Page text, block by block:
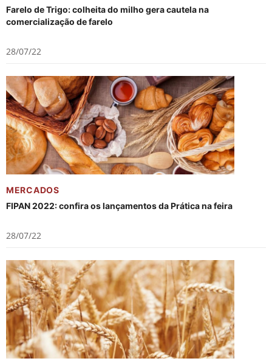
Farelo de Trigo: colheita do milho gera cautela na
comercialização de farelo
28/07/22
MERCADOS
FIPAN 2022: confira os lançamentos da Prática na feira
28/07/22